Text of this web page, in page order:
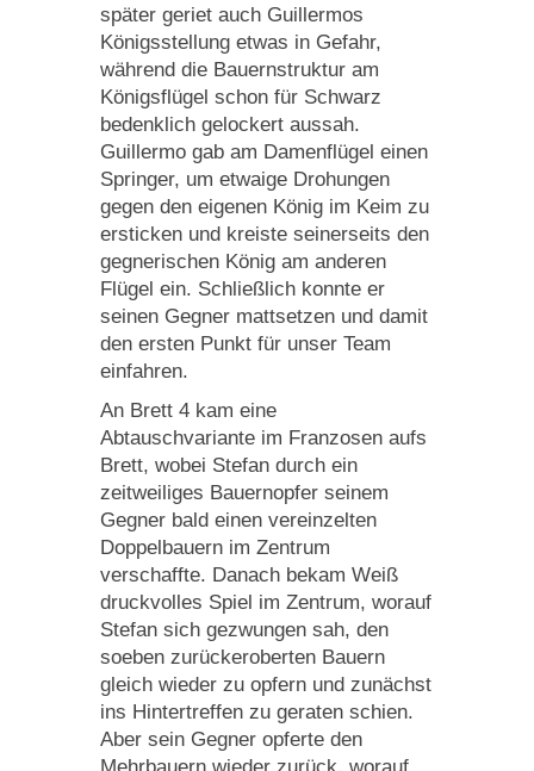
später geriet auch Guillermos
Königsstellung etwas in Gefahr,
während die Bauernstruktur am
Königsflügel schon für Schwarz
bedenklich gelockert aussah.
Guillermo gab am Damenflügel einen
Springer, um etwaige Drohungen
gegen den eigenen König im Keim zu
ersticken und kreiste seinerseits den
gegnerischen König am anderen
Flügel ein. Schließlich konnte er
seinen Gegner mattsetzen und damit
den ersten Punkt für unser Team
einfahren.
An Brett 4 kam eine
Abtauschvariante im Franzosen aufs
Brett, wobei Stefan durch ein
zeitweiliges Bauernopfer seinem
Gegner bald einen vereinzelten
Doppelbauern im Zentrum
verschaffte. Danach bekam Weiß
druckvolles Spiel im Zentrum, worauf
Stefan sich gezwungen sah, den
soeben zurückeroberten Bauern
gleich wieder zu opfern und zunächst
ins Hintertreffen zu geraten schien.
Aber sein Gegner opferte den